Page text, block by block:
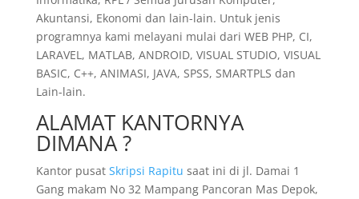
Akuntansi, Ekonomi dan lain-lain. Untuk jenis
programnya kami melayani mulai dari WEB PHP, CI,
LARAVEL, MATLAB, ANDROID, VISUAL STUDIO, VISUAL
BASIC, C++, ANIMASI, JAVA, SPSS, SMARTPLS dan
Lain-lain.
ALAMAT KANTORNYA
DIMANA ?
Kantor pusat Skripsi Rapitu saat ini di jl. Damai 1
Gang makam No 32 Mampang Pancoran Mas Depok,